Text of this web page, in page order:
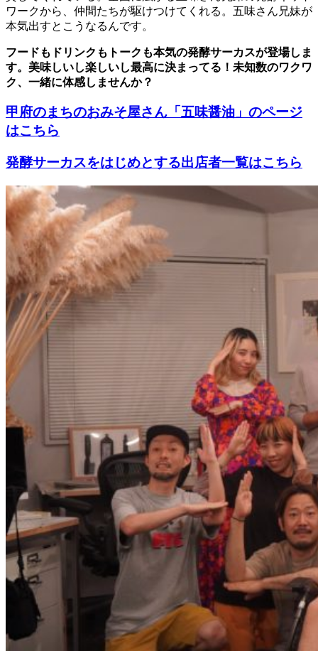
ワークから、仲間たちが駆けつけてくれる。五味さん兄妹が
本気出すとこうなるんです。
フードもドリンクもトークも本気の発酵サーカスが登場しま
す。美味しいし楽しいし最高に決まってる！未知数のワクワ
ク、一緒に体感しませんか？
甲府のまちのおみそ屋さん「五味醤油」のページ
はこちら
発酵サーカスをはじめとする出店者一覧はこちら